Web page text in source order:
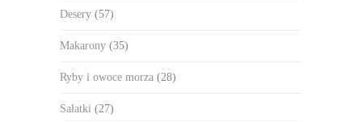
Desery (57)
Makarony (35)
Ryby i owoce morza (28)
Sałatki (27)